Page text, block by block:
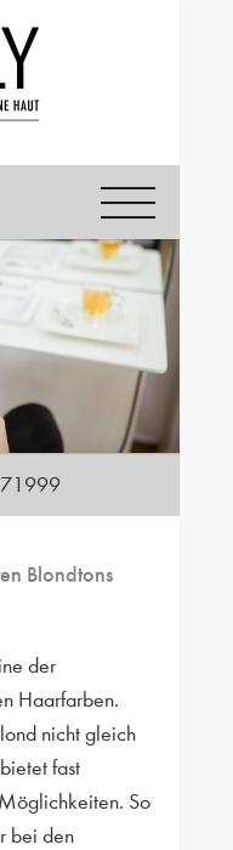
Blondtons
der
Haarfarben.
nicht gleich
fast
So
bei den